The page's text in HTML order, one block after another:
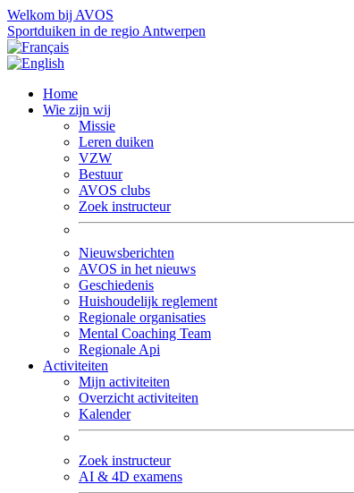
Welkom bij AVOS
Sportduiken in de regio Antwerpen
Home
Wie zijn wij
Missie
Leren duiken
VZW
Bestuur
AVOS clubs
Zoek instructeur
Nieuwsberichten
AVOS in het nieuws
Geschiedenis
Huishoudelijk reglement
Regionale organisaties
Mental Coaching Team
Regionale Api
Activiteiten
Mijn activiteiten
Overzicht activiteiten
Kalender
Zoek instructeur
AI & 4D examens